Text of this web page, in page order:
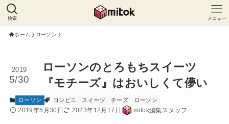
検索 メニュー
ホーム ローソン
ローソンのとろもちスイーツ
『モチーズ』はおいしくて儚い
2019
5/30
ローソン コンビニ スイーツ チーズ ローソン
2019年5月30日 2023年12月17日 mitok編集スタッフ